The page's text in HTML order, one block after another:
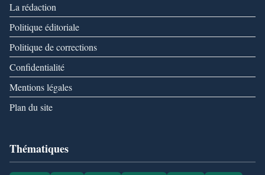
La rédaction
Politique éditoriale
Politique de corrections
Confidentialité
Mentions légales
Plan du site
Thématiques